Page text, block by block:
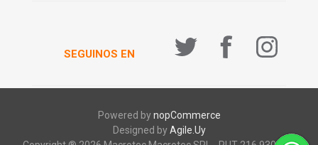
SEGUINOS EN
Powered bynopCommerce
Designed byAgile.Uy